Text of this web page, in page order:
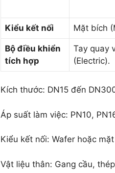
Kiểu kết nối Mặt bích
Bộ điều khiển
tích hợp
Tay quay
(Electric).
Kích thước: DN15 đến
Áp suất làm việc: PN10,
Kiểu kết nối: Wafer hoặc
Vật liệu thân: Gang cầu,